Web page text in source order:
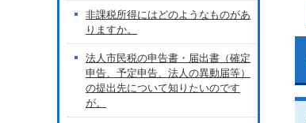
非課税所得にはどのようなものがあ
りますか。
法人市民税の申告書・届出書（確定
申告、予定申告、法人の異動届等）
の提出先について知りたいのです
が。